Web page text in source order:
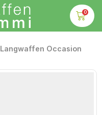
0
Langwaffen Occasion